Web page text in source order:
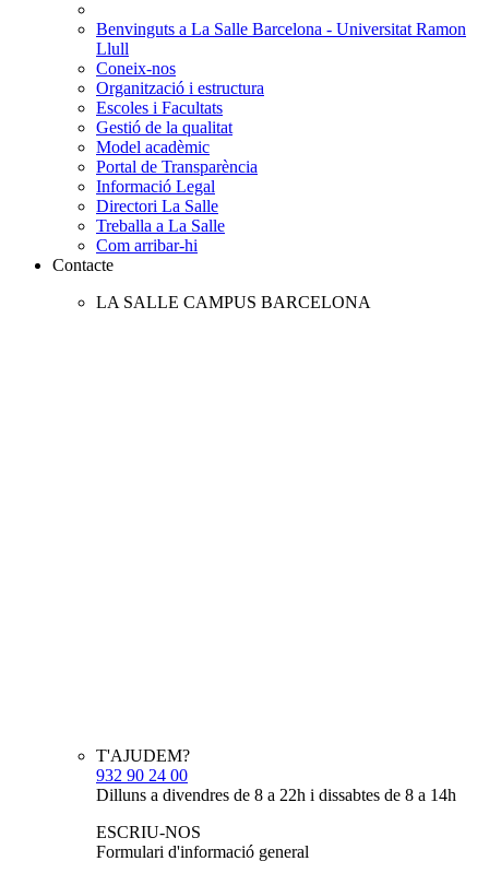
Benvinguts a La Salle Barcelona - Universitat Ramon
Llull
Coneix-nos
Organització i estructura
Escoles i Facultats
Gestió de la qualitat
Model acadèmic
Portal de Transparència
Informació Legal
Directori La Salle
Treballa a La Salle
Com arribar-hi
Contacte
LA SALLE CAMPUS BARCELONA
T'AJUDEM?
932 90 24 00
Dilluns a divendres de 8 a 22h i dissabtes de 8 a 14h
ESCRIU-NOS
Formulari d'informació general